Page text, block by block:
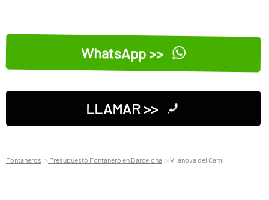
WhatsApp >>
LLAMAR >>
Fontaneros Presupuesto Fontanero en Barcelona Vilanova del Camí